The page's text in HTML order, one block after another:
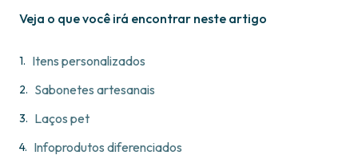
Veja o que você irá encontrar neste artigo
Itens personalizados
Sabonetes artesanais
Laços pet
Infoprodutos diferenciados